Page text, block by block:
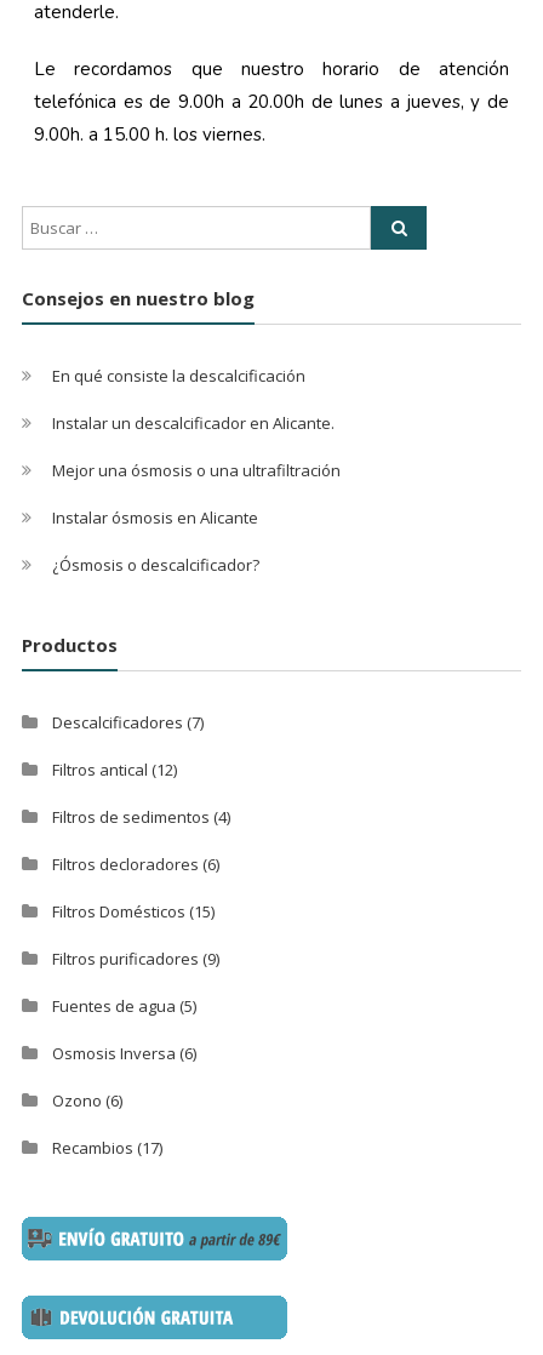
atenderle.
Le recordamos que nuestro horario de atención
telefónica es de 9.00h a 20.00h de lunes a jueves, y de
9.00h. a 15.00 h. los viernes.
Consejos en nuestro blog
En qué consiste la descalcificación
Instalar un descalcificador en Alicante.
Mejor una ósmosis o una ultrafiltración
Instalar ósmosis en Alicante
¿Ósmosis o descalcificador?
Productos
Descalcificadores (7)
Filtros antical (12)
Filtros de sedimentos (4)
Filtros decloradores (6)
Filtros Domésticos (15)
Filtros purificadores (9)
Fuentes de agua (5)
Osmosis Inversa (6)
Ozono (6)
Recambios (17)